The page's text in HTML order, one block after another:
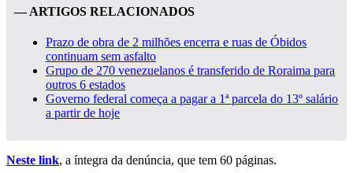
— ARTIGOS RELACIONADOS
Prazo de obra de 2 milhões encerra e ruas de Óbidos
continuam sem asfalto
Grupo de 270 venezuelanos é transferido de Roraima para
outros 6 estados
Governo federal começa a pagar a 1ª parcela do 13º salário
a partir de hoje
Neste link, a íntegra da denúncia, que tem 60 páginas.